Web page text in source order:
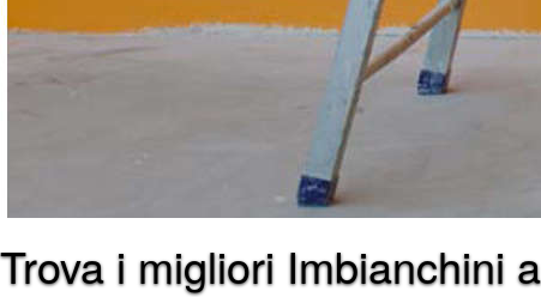
Trova i migliori Imbianchini